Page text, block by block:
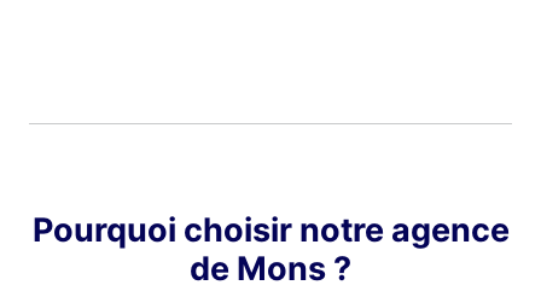
Pourquoi choisir notre agence
de Mons ?